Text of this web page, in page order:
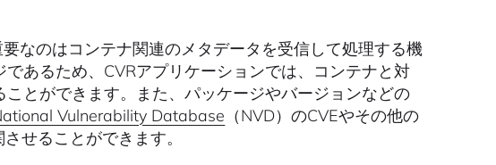
なのはコンテナ関連のメタデータを受信して処理する機
あるため、CVRアプリケーションでは、コンテナと対
とができます。また、パッケージやバージョンなどの
Vulnerability Database （NVD）のCVEやその他の
せることができます。